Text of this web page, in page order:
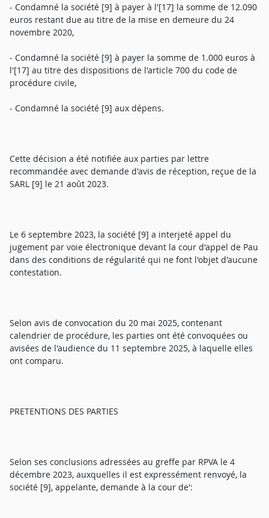
- Condamné la société [9] à payer à l'[17] la somme de 12.090
euros restant due au titre de la mise en demeure du 24
novembre 2020,
- Condamné la société [9] à payer la somme de 1.000 euros à
l'[17] au titre des dispositions de l'article 700 du code de
procédure civile,
- Condamné la société [9] aux dépens.
Cette décision a été notifiée aux parties par lettre
recommandée avec demande d'avis de réception, reçue de la
SARL [9] le 21 août 2023.
Le 6 septembre 2023, la société [9] a interjeté appel du
jugement par voie électronique devant la cour d'appel de Pau
dans des conditions de régularité qui ne font l'objet d'aucune
contestation.
Selon avis de convocation du 20 mai 2025, contenant
calendrier de procédure, les parties ont été convoquées ou
avisées de l'audience du 11 septembre 2025, à laquelle elles
ont comparu.
PRETENTIONS DES PARTIES
Selon ses conclusions adressées au greffe par RPVA le 4
décembre 2023, auxquelles il est expressément renvoyé, la
société [9], appelante, demande à la cour de':